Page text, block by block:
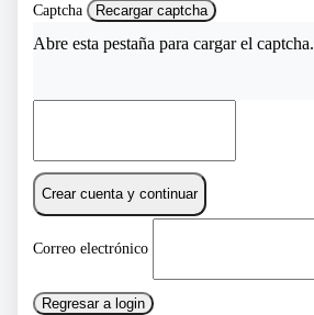
Captcha Recargar captcha
Abre esta pestaña para cargar el captcha.
Crear cuenta y continuar
Correo electrónico
Regresar a login